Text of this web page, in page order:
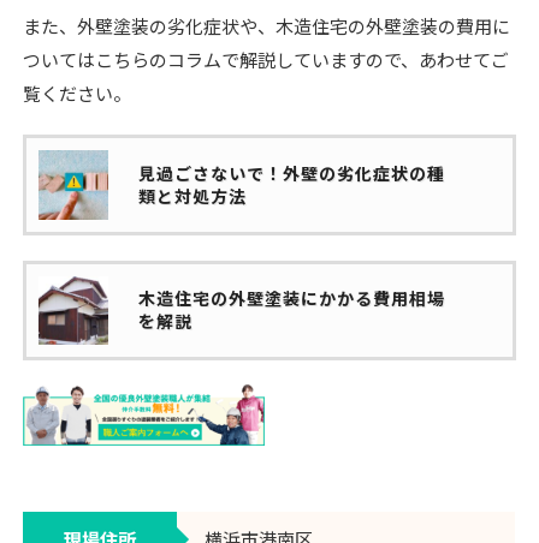
また、外壁塗装の劣化症状や、木造住宅の外壁塗装の費用に
ついてはこちらのコラムで解説していますので、あわせてご
覧ください。
見過ごさないで！外壁の劣化症状の種
類と対処方法
木造住宅の外壁塗装にかかる費用相場
を解説